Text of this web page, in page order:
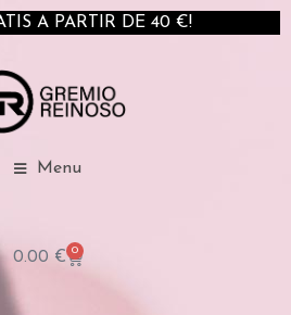
0.00 € 0
Menu
A PARTIR DE 40 €!